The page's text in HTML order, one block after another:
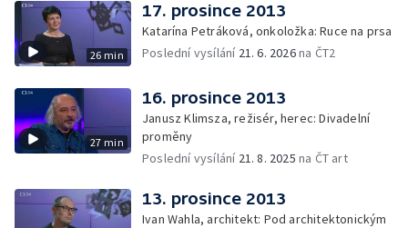
26 min
17. prosince 2013
Katarína Petráková, onkoložka: Ruce na prsa
Poslední vysílání 21. 6. 2026na ČT2
27 min
16. prosince 2013
Janusz Klimsza, režisér, herec: Divadelní
proměny
Poslední vysílání 21. 8. 2025 na ČT art
13. prosince 2013
Ivan Wahla, architekt: Pod architektonickým